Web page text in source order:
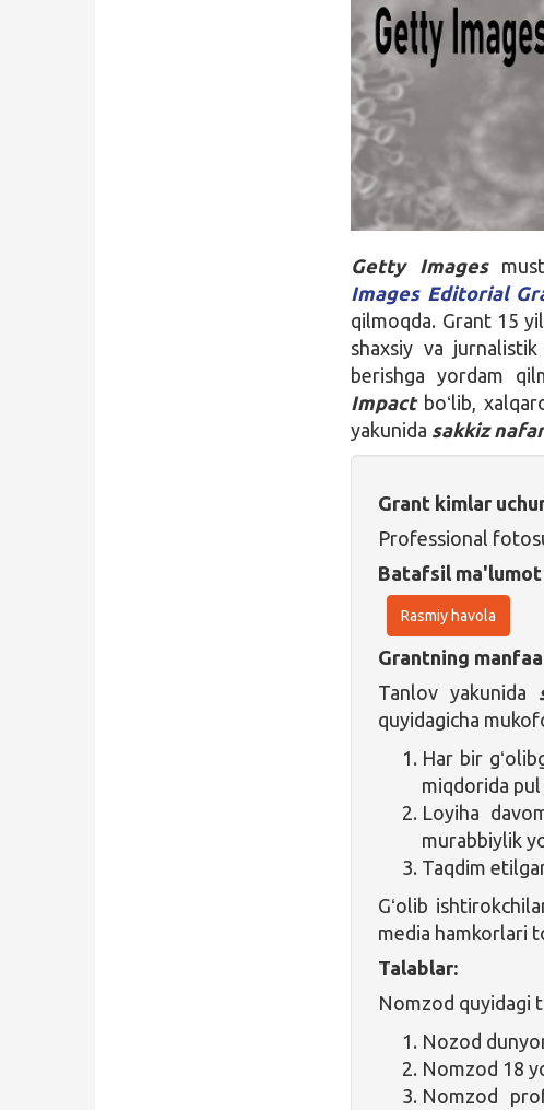
Getty Images
Images Editorial
qilmoqda. Grant 15
shaxsiy va
berishga yordam
Impact boʻlib,
yakunida sakkiz
Grant kimlar
Professional
Batafsil ma'lumot
Rasmiy havola
Grantning
Tanlov yakunida
quyidagicha
Har bir
miqdorida
Loyiha
murabbiylik
Taqdim
Gʻolib
media hamkorlari
Talablar:
Nomzod quyidagi
Nozod
Nomzod 18
Nomzod